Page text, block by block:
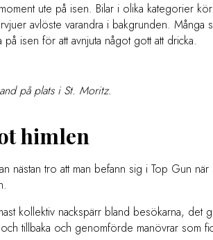
ute på isen. Bilar i olika kategorier
avlöste varandra i bakgrunden.
isen för att avnjuta något gott att dricka.
på plats i St. Moritz.
himlen
nästan tro att man befann sig i Top Gun
kollektiv nackspärr bland besökarna, det
tillbaka och genomförde manövrar som